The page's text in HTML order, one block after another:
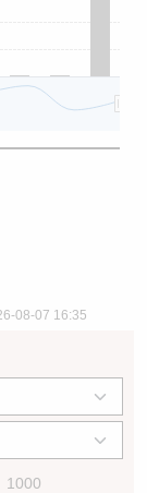
08-07 16:35
1000